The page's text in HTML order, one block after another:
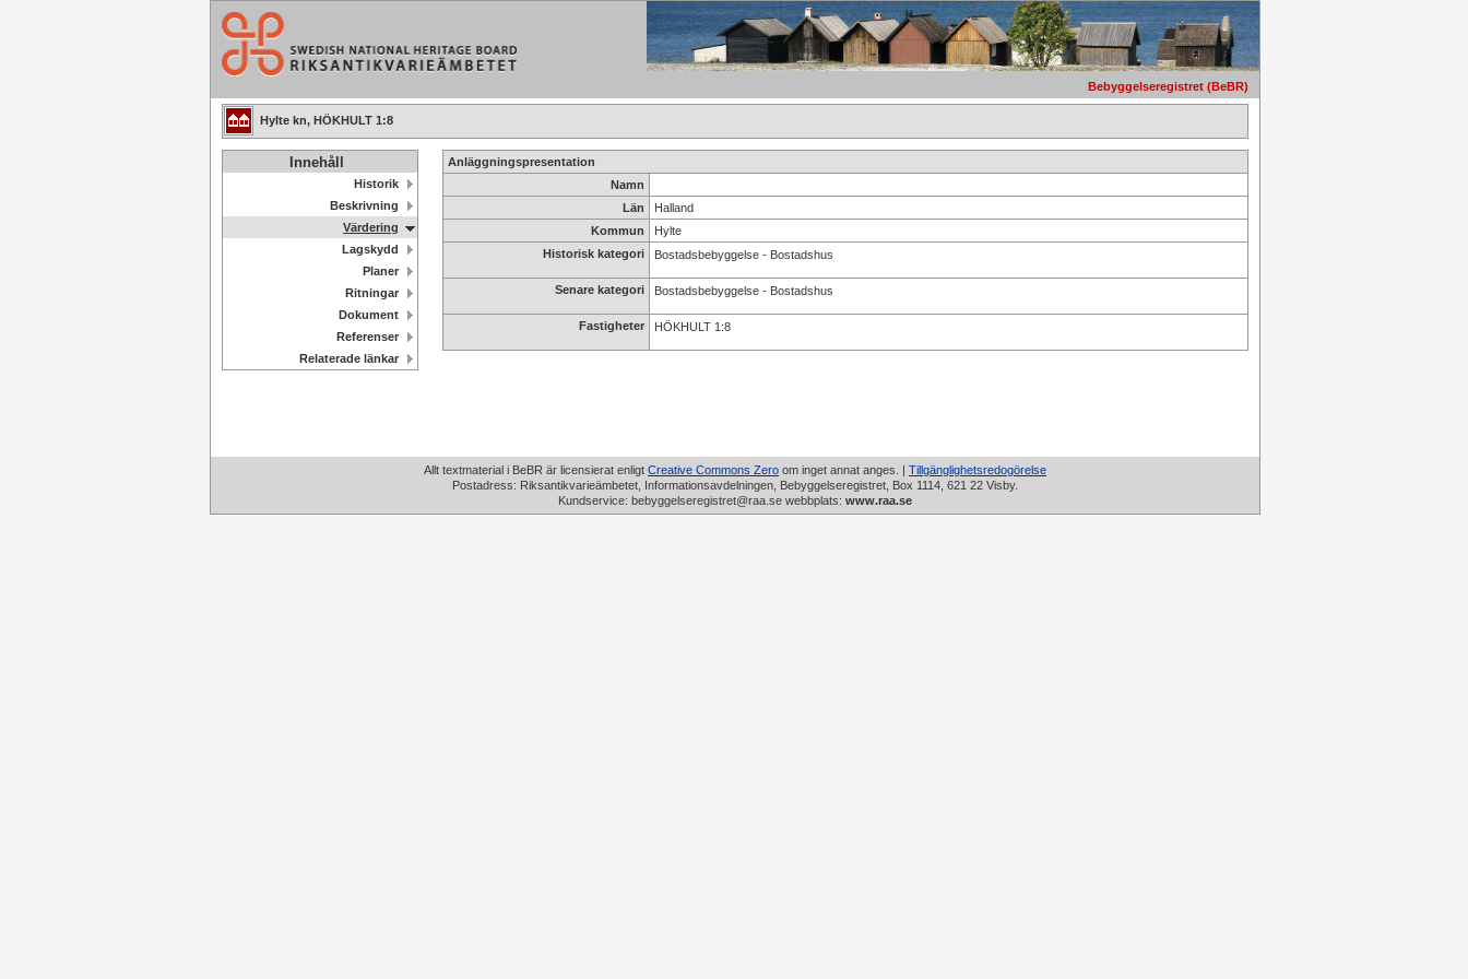
Bebyggelseregistret (BeBR)
Hylte kn, HÖKHULT 1:8
Innehåll
Historik
Beskrivning
Värdering
Lagskydd
Planer
Ritningar
Dokument
Referenser
Relaterade länkar
Anläggningspresentation
Namn
Län
Halland
Kommun
Hylte
Historisk kategori
Bostadsbebyggelse - Bostadshus
Senare kategori Bostadsbebyggelse - Bostadshus
Fastigheter HÖKHULT 1:8
Allt textmaterial i BeBR är licensierat enligt Creative Commons Zero om inget annat anges. | Tillgänglighetsredogörelse
Postadress: Riksantikvarieämbetet, Informationsavdelningen, Bebyggelseregistret, Box 1114, 621 22 Visby.
Kundservice: bebyggelseregistret@raa.se webbplats: www.raa.se